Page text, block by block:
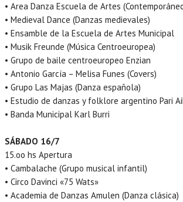
• Area Danza Escuela de Artes
• Medieval Dance (Danzas medievales)
• Ensamble de la Escuela de Artes Municipal
• Musik Freunde (Música Centroeuropea)
• Grupo de baile centroeuropeo Enzian
• Antonio García – Melisa Funes (Covers)
• Grupo Las Majas (Danza española)
• Estudio de danzas y folklore argentino Pari
• Banda Municipal Karl Burri
SÁBADO 16/7
15.oo hs Apertura
• Cambalache (Grupo musical infantil)
• Circo Davinci «75 Wats»
• Academia de Danzas Amulen (Danza clásica)